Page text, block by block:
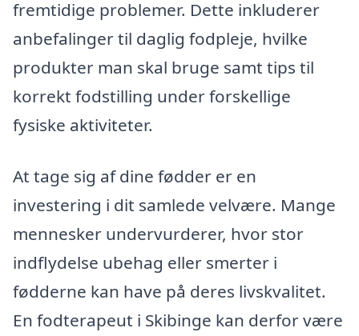
fremtidige problemer. Dette inkluderer
anbefalinger til daglig fodpleje, hvilke
produkter man skal bruge samt tips til
korrekt fodstilling under forskellige
fysiske aktiviteter.
At tage sig af dine fødder er en
investering i dit samlede velvære. Mange
mennesker undervurderer, hvor stor
indflydelse ubehag eller smerter i
fødderne kan have på deres livskvalitet.
En fodterapeut i Skibinge kan derfor være